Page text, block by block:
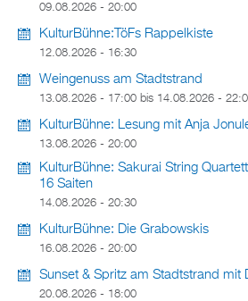
09.08.2026 - 20:00
KulturBühne:TöFs Rappelkiste
12.08.2026 - 16:30
Weingenuss am Stadtstrand
13.08.2026 - 17:00 bis 14.08.2026 -
KulturBühne: Lesung mit Anja
13.08.2026 - 20:00
KulturBühne: Sakurai String
16 Saiten
14.08.2026 - 20:30
KulturBühne: Die Grabowskis
16.08.2026 - 20:00
Sunset & Spritz am Stadtstrand mit
20.08.2026 - 18:00